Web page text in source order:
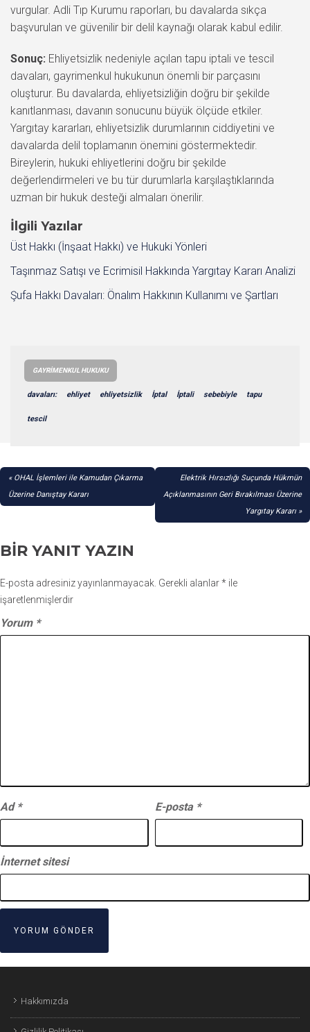
vurgular. Adli Tıp Kurumu raporları, bu davalarda sıkça
başvurulan ve güvenilir bir delil kaynağı olarak kabul edilir.
Sonuç: Ehliyetsizlik nedeniyle açılan tapu iptali ve tescil
davaları, gayrimenkul hukukunun önemli bir parçasını
oluşturur. Bu davalarda, ehliyetsizliğin doğru bir şekilde
kanıtlanması, davanın sonucunu büyük ölçüde etkiler.
Yargıtay kararları, ehliyetsizlik durumlarının ciddiyetini ve
davalarda delil toplamanın önemini göstermektedir.
Bireylerin, hukuki ehliyetlerini doğru bir şekilde
değerlendirmeleri ve bu tür durumlarla karşılaştıklarında
uzman bir hukuk desteği almaları önerilir.
İlgili Yazılar
Üst Hakkı (İnşaat Hakkı) ve Hukuki Yönleri
Taşınmaz Satışı ve Ecrimisil Hakkında Yargıtay Kararı Analizi
Şufa Hakkı Davaları: Önalım Hakkının Kullanımı ve Şartları
GAYRIMENKUL HUKUKU
davaları: ehliyet ehliyetsizlik İptal İptali sebebiyle tapu
tescil
YAZI
GEZINMESI
OHAL İşlemleri ile Kamudan Çıkarma
Üzerine Danıştay Kararı
Elektrik Hırsızlığı Suçunda Hükmün
Açıklanmasının Geri Bırakılması Üzerine
Yargıtay Kararı
BIR YANIT YAZIN
E-posta adresiniz yayınlanmayacak. Gerekli alanlar* ile
işaretlenmişlerdir
Yorum *
Ad * E-posta *
İnternet sitesi
Hakkımızda